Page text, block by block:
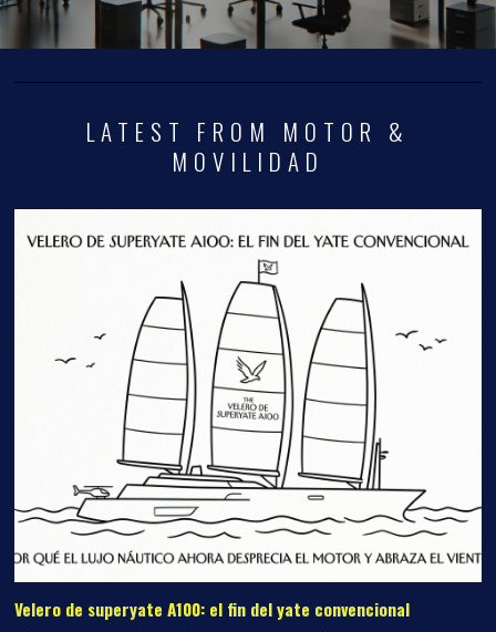
LATEST FROM MOTOR &
MOVILIDAD
Velero de superyate A100: el fin del yate convencional